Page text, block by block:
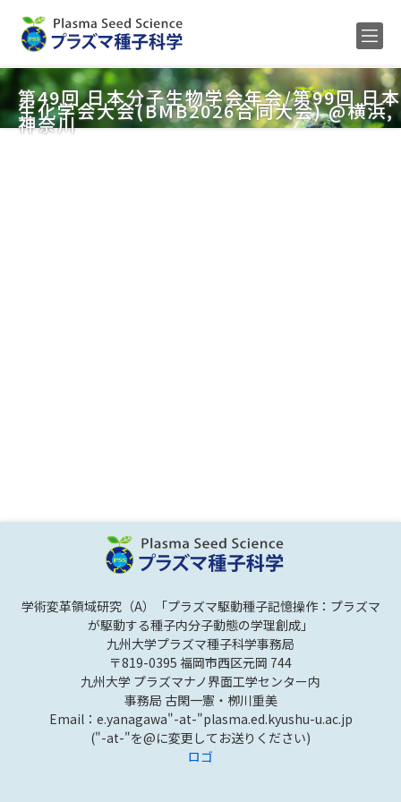
Home
メンバー
第49回 日本分子生物学会年会/第99回 日本
生化学会大会(BMB2026合同大会) @横浜,
神奈川
学術変革領域研究（A）「プラズマ駆動種子記憶操作：プラズマ
が駆動する種子内分子動態の学理創成」
九州大学プラズマ種子科学事務局
〒819-0395 福岡市西区元岡 744
九州大学 プラズマナノ界面工学センター内
事務局 古閑一憲・栁川重美
Email：e.yanagawa"-at-"plasma.ed.kyushu-u.ac.jp
("-at-"を@に変更してお送りください)
ロゴ